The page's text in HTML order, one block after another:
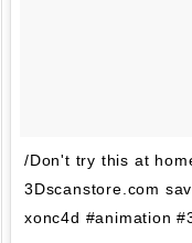
/Don't try this at
3Dscanstore.com
xonc4d #animation